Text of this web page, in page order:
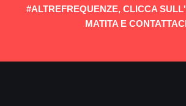
#ALTREFREQUENZE, CLICCA
MATITA E